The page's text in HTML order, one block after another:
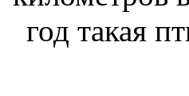
год такая